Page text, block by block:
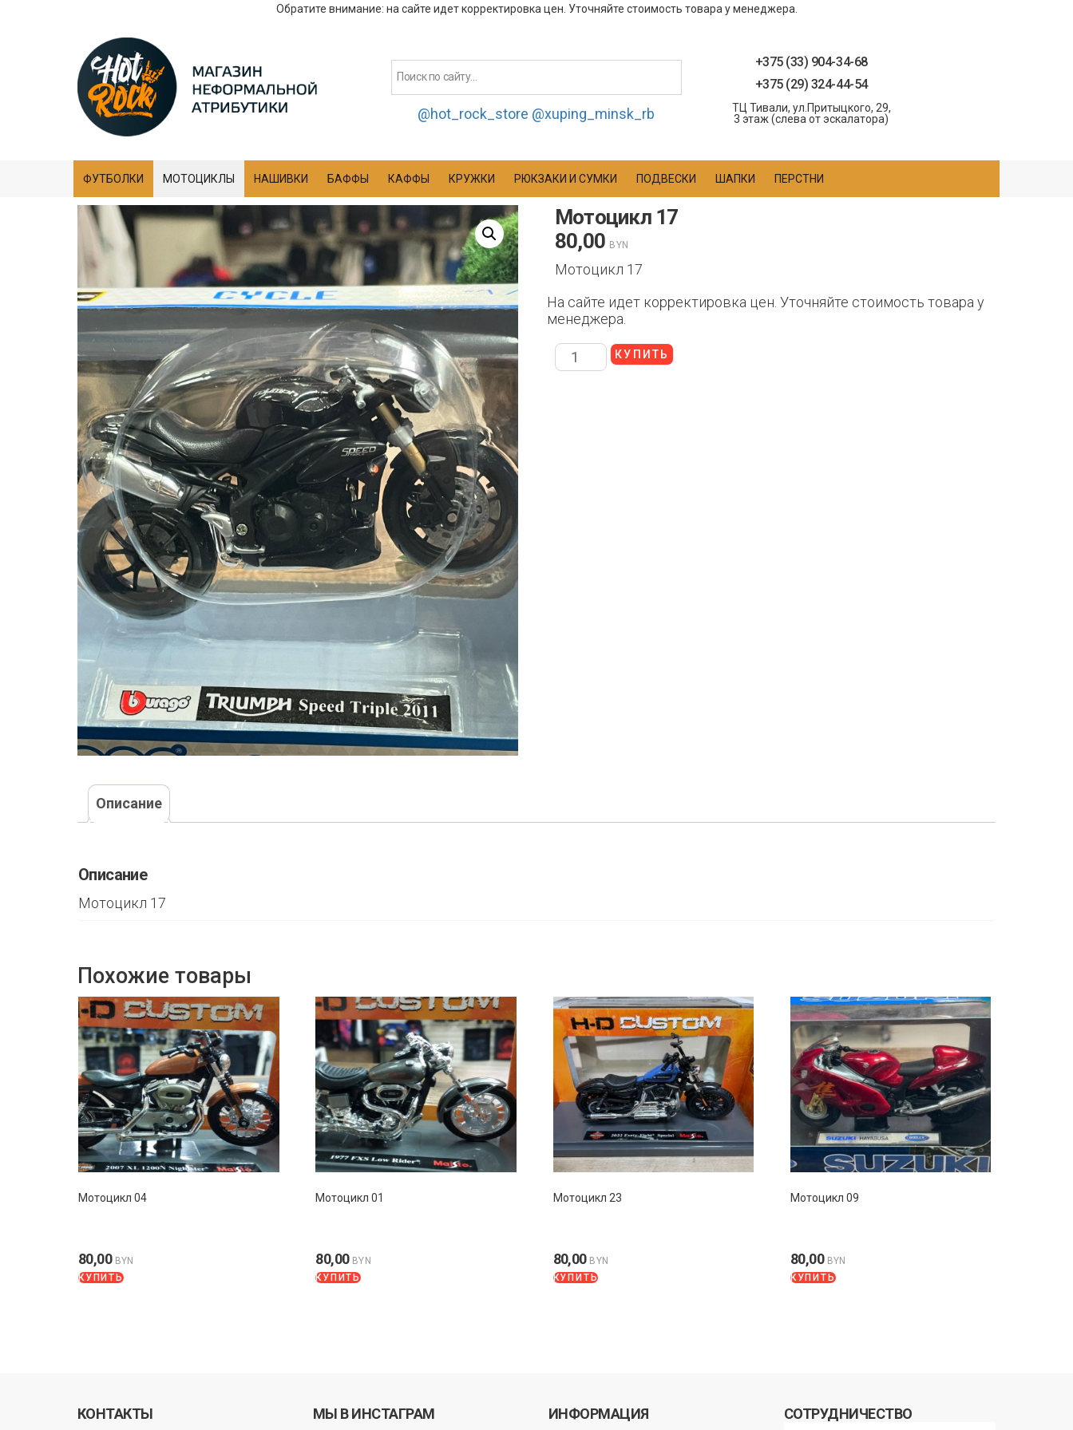
Обратите внимание: на сайте идет корректировка цен. Уточняйте стоимость товара у менеджера.
@hot_rock_store @xuping_minsk_rb
+375 (33) 904-34-68
+375 (29) 324-44-54
ТЦ Тивали, ул.Притыцкого, 29,
3 этаж (слева от эскалатора)
ФУТБОЛКИ МОТОЦИКЛЫ НАШИВКИ БАФФЫ КАФФЫ КРУЖКИ РЮКЗАКИ И СУМКИ ПОДВЕСКИ ШАПКИ ПЕРСТНИ
Мотоцикл 17
80,00 BYN
Мотоцикл 17
На сайте идет корректировка цен. Уточняйте стоимость товара у
менеджера.
КУПИТЬ
Описание
Описание
Мотоцикл 17
Похожие товары
Мотоцикл 04
80,00 BYN
КУПИТЬ
Мотоцикл 01
80,00 BYN
КУПИТЬ
Мотоцикл 23
80,00 BYN
КУПИТЬ
Мотоцикл 09
80,00 BYN
КУПИТЬ
КОНТАКТЫ МЫ В ИНСТАГРАМ ИНФОРМАЦИЯ СОТРУДНИЧЕСТВО